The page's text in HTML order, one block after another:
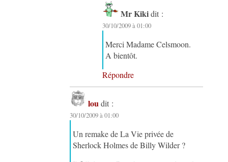
Mr Kiki dit :
30/10/2009 à 01:00
Merci Madame Celsmoon.
A bientôt.
Répondre
lou dit :
30/10/2009 à 01:00
Un remake de La Vie privée de
Sherlock Holmes de Billy Wilder ?